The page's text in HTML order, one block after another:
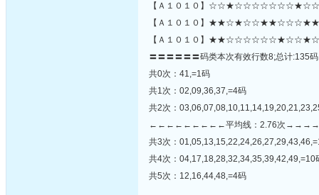
【Ａ１０１０】
【Ａ１０１０】
【Ａ１０１０】
〓〓〓〓〓〓码类本次有效行数8;总计:135
共0次：41,=1码
共1次：02,09,36,37,=4码
共2次：
←←←←←←←←←平均线：2.76次
共3次：
共4次：04,17,18,28,32,34,35,39,42,49,=10
共5次：12,16,44,48,=4码